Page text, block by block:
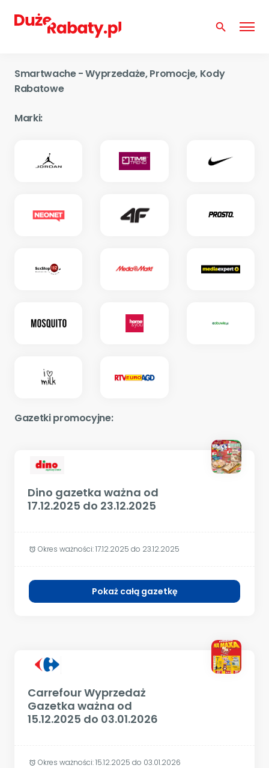
search
Smartwache - Wyprzedaże, Promocje, Kody
Rabatowe
Marki:
Gazetki promocyjne:
Dino gazetka ważna od
17.12.2025 do 23.12.2025
alarm Okres ważności:17.12.2025 do 23.12.2025
Pokaż całą gazetkę
Carrefour Wyprzedaż
Gazetka ważna od
15.12.2025 do 03.01.2026
alarm Okres ważności:15.12.2025 do 03.01.2026